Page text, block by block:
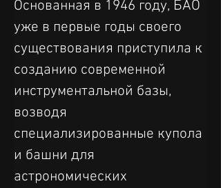
Основанная в 1946 году, БАО
уже в первые годы своего
существования приступила к
созданию современной
инструментальной базы,
возводя
специализированные купола
и башни для
астрономических